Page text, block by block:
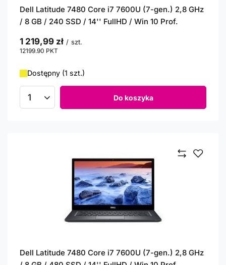
Dell Latitude 7480 Core i7 7600U (7-gen.) 2,8 GHz
/ 8 GB / 240 SSD / 14'' FullHD / Win 10 Prof.
1 219,99 zł / szt.
12199.90 PKT
Dostępny (1 szt.)
Ilość produktów Do koszyka
Dell Latitude 7480 Core i7 7600U (7-gen.) 2,8 GHz